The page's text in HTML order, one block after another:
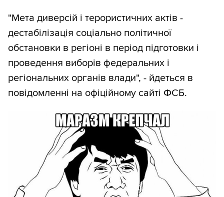
"Мета диверсій і терористичних актів -
дестабілізація соціально політичної
обстановки в регіоні в період підготовки і
проведення виборів федеральних і
регіональних органів влади", - йдеться в
повідомленні на офіційному сайті ФСБ.